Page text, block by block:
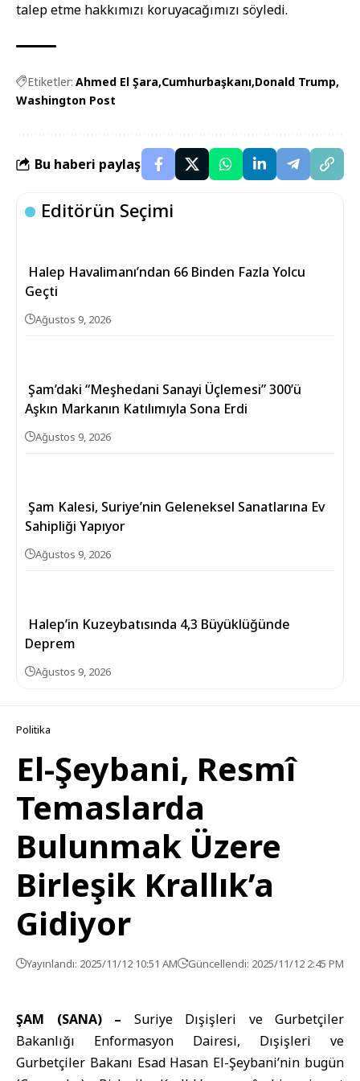
talep etme hakkımızı koruyacağımızı söyledi.
Etiketler: Ahmed El Şara Cumhurbaşkanı Donald Trump
Washington Post
Bu haberi paylaş
Editörün Seçimi
Halep Havalimanı’ndan 66 Binden Fazla Yolcu
Geçti
Ağustos 9, 2026
Şam’daki “Meşhedani Sanayi Üçlemesi” 300’ü
Aşkın Markanın Katılımıyla Sona Erdi
Ağustos 9, 2026
Şam Kalesi, Suriye’nin Geleneksel Sanatlarına Ev
Sahipliği Yapıyor
Ağustos 9, 2026
Halep’in Kuzeybatısında 4,3 Büyüklüğünde
Deprem
Ağustos 9, 2026
Politika
El-Şeybani, Resmî
Temaslarda
Bulunmak Üzere
Birleşik Krallık’a
Gidiyor
Yayınlandı: 2025/11/12 10:51 AM Güncellendi: 2025/11/12 2:45 PM
ŞAM (SANA) –
Suriye Dışişleri ve Gurbetçiler
Bakanlığı Enformasyon Dairesi, Dışişleri ve
Gurbetçiler Bakanı Esad Hasan El-Şeybani’nin bugün